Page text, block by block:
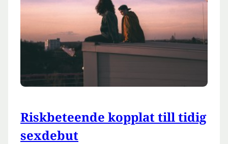
Riskbeteende kopplat till tidig
sexdebut